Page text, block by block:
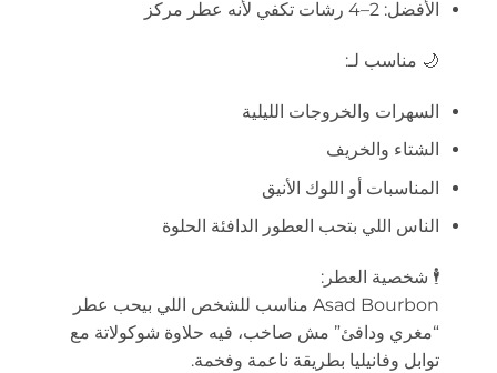
الأفضل: 2–4 رشات تكفي لأنه عطر مركز
🌙 مناسب لـ:
السهرات والخروجات الليلية
الشتاء والخريف
المناسبات أو اللوك الأنيق
الناس اللي بتحب العطور الدافئة الحلوة
🕴️ شخصية العطر:
Asad Bourbon مناسب للشخص اللي بيحب عطر
“مغري ودافئ” مش صاخب، فيه حلاوة شوكولاتة مع
توابل وفانيليا بطريقة ناعمة وفخمة.